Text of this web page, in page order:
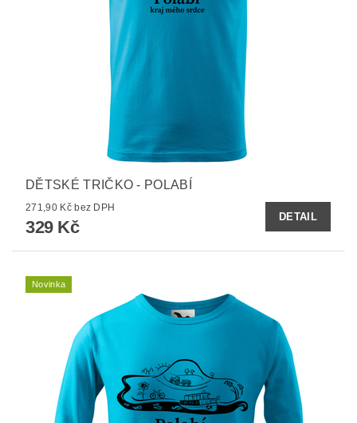
DĚTSKÉ TRIČKO - POLABÍ
271,90 Kč bez DPH
329 Kč
DETAIL
Novinka